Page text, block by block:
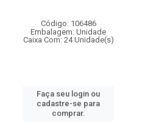
Código: 106486
Embalagem: Unidade
Caixa Com: 24 Unidade(s)
Faça seu login ou
cadastre-se para
comprar.